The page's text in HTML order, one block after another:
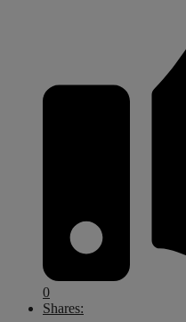
0
Shares: